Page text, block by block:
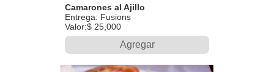
Camarones al Ajillo
Entrega: Fusions
Valor:$ 25,000
Agregar